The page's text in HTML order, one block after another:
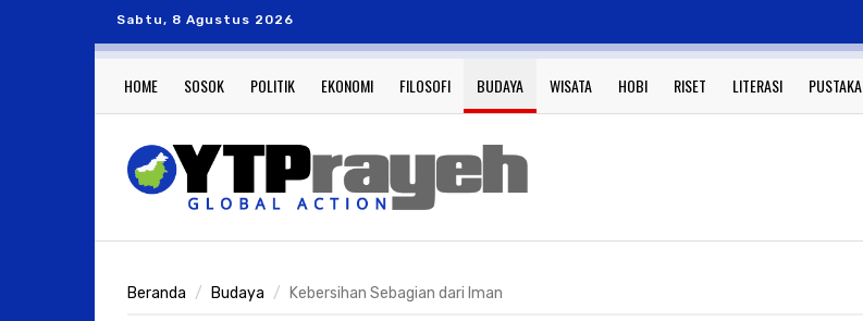
Sabtu, 8 Agustus 2026
HOME SOSOK POLITIK EKONOMI FILOSOFI BUDAYA WISATA HOBI RISET LITERASI PUSTAKA
Beranda Budaya Kebersihan Sebagian dari Iman